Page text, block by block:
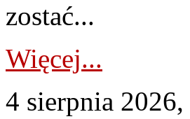
zostać...
Więcej...
4 sierpnia